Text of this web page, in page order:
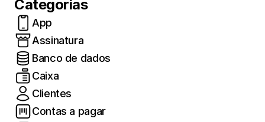
Categorias
App
Assinatura
Banco de dados
Caixa
Clientes
Contas a pagar